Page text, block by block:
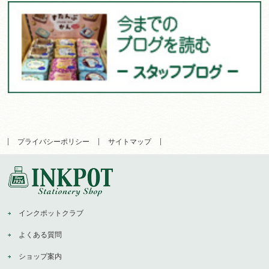
プライバシーポリシー サイトマップ
インクポットクラブ
よくある質問
ショップ案内